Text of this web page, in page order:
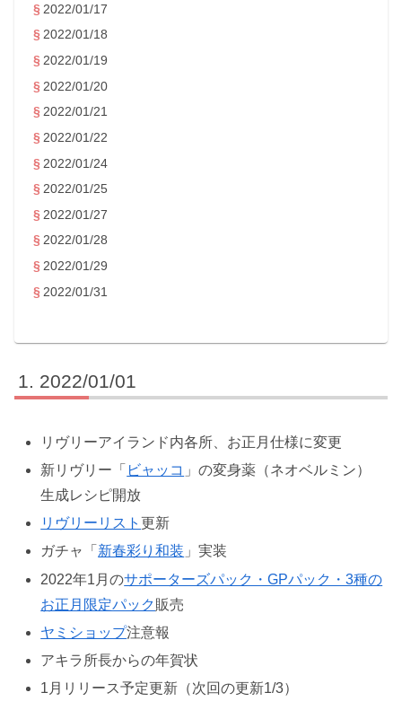
2022/01/17
2022/01/18
2022/01/19
2022/01/20
2022/01/21
2022/01/22
2022/01/24
2022/01/25
2022/01/27
2022/01/28
2022/01/29
2022/01/31
2022/01/01
リヴリーアイランド内各所、お正月仕様に変更
新リヴリー「 ビャッコ 」の変身薬（ネオベルミン）
生成レシピ開放
リヴリーリスト更新
ガチャ「 新春彩り和装 」実装
2022年1月のサポーターズパック・GPパック・3種の
お正月限定パック販売
ヤミショップ注意報
アキラ所長からの年賀状
1月リリース予定更新（次回の更新1/3）